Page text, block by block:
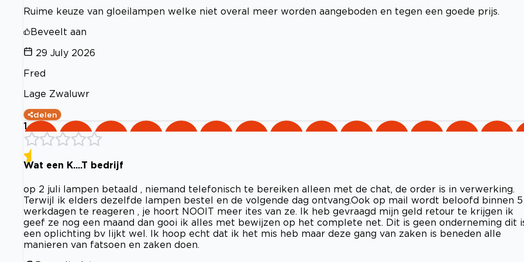
Ruime keuze van gloeilampen welke niet overal meer worden aangeboden en tegen een goede prijs.
Beveelt aan
29 July 2026
Fred
Lage Zwaluwr
delen
1
Wat een K....T bedrijf
op 2 juli lampen betaald , niemand telefonisch te bereiken alleen met de chat, de order is in verwerking.
Terwijl ik elders dezelfde lampen bestel en de volgende dag ontvang.Ook op mail wordt beloofd binnen 5
werkdagen te reageren , je hoort NOOIT meer ites van ze. Ik heb gevraagd mijn geld retour te krijgen ik
geef ze nog een maand dan gooi ik alles met bewijzen op het complete net. Dit is geen onderneming dit
een oplichting bv lijkt wel. Ik hoop echt dat ik het mis heb maar deze gang van zaken is beneden alle
manieren van fatsoen en zaken doen.